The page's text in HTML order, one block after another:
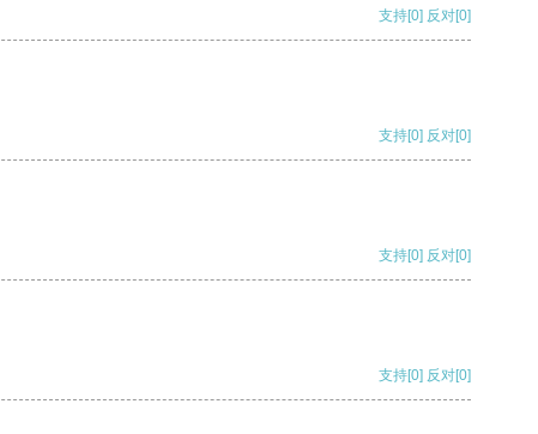
支持[0] 反对[0]
支持[0] 反对[0]
支持[0] 反对[0]
支持[0] 反对[0]